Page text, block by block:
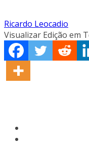
Ricardo Leocadio
Visualizar Edição em